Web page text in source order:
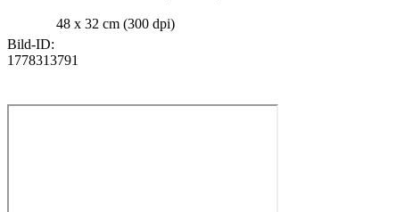
48 x 32 cm (300 dpi)
Bild-ID:
1778313791